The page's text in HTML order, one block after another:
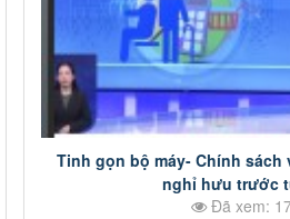
Tinh gọn bộ máy- Chính
nghỉ hưu trước
Đã xem: